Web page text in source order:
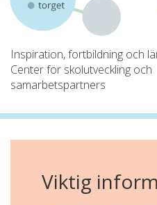
Inspiration, fortbildning och
Center för skolutveckling och
samarbetspartners
Viktig